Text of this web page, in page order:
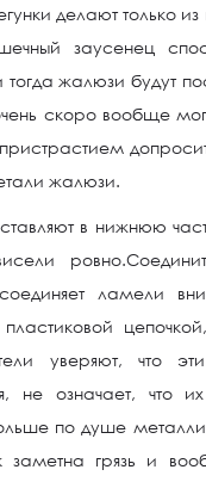
делают только
заусенец
жалюзи будут
скоро вообще
жалюзи.
в нижнюю
ламели
пластиковой
уверяют, что
не означает, что
по душе
заметна грязь и